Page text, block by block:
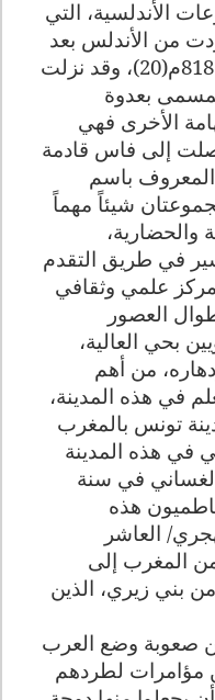
الأندلسية، التي
من الأندلس بعد
ثورة الربض في سنة 202هـ/ 818م(20)، وقد نزلت
بعدوة
الأخرى فهي
إلى فاس قادمة
باسم
شيئاً مهماً
والحضارية،
في طريق التقدم
علمي وثقافي
العصور
بحي العالية،
من أهم
في هذه المدينة،
تونس بالمغرب
في هذه المدينة
في سنة
هذه
العاشر
المغرب إلى
بني زيري، الذين
صعوبة وضع العرب
مؤامرات لطردهم